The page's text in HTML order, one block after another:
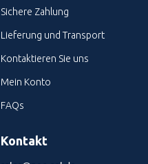
Sichere Zahlung
Lieferung und Transport
Kontaktieren Sie uns
Mein Konto
FAQs
Kontakt